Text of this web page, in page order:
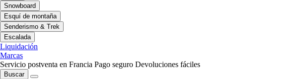
Snowboard
Esquí de montaña
Senderismo & Trek
Escalada
Liquidación
Marcas
Servicio postventa en Francia Pago seguro Devoluciones fáciles
Buscar